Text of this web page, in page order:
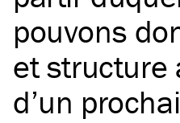
pouvons
et structure
d’un